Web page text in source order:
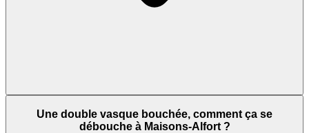
Une double vasque bouchée, comment ça se
débouche à Maisons-Alfort ?